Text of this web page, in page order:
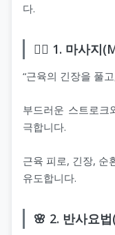
다.
💆‍♀️ 1. 마사지
“근육의 긴장을 풀
부드러운 스트로
극합니다.
근육 피로, 긴장, 순
유도합니다.
🌸 2. 반사요